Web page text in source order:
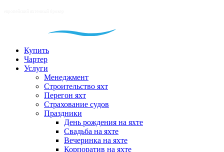
Купить
Чартер
Услуги
Менеджмент
Строительство яхт
Перегон яхт
Страхование судов
Праздники
День рождения на яхте
Свадьба на яхте
Вечеринка на яхте
Корпоратив на яхте